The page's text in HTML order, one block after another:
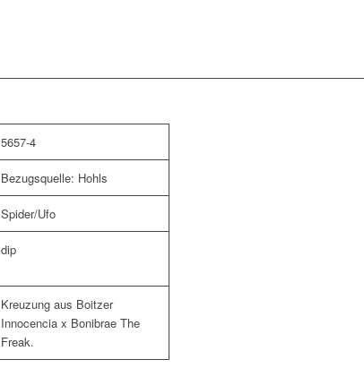
5657-4
Bezugsquelle: Hohls
Spider/Ufo
dip
Kreuzung aus Boitzer
Innocencia x Bonibrae The
Freak.